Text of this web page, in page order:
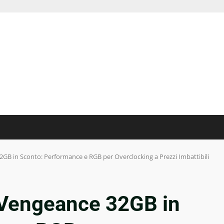
in Sconto: Performance e RGB per Overclocking a Prezzi Imbattibili
32GB in